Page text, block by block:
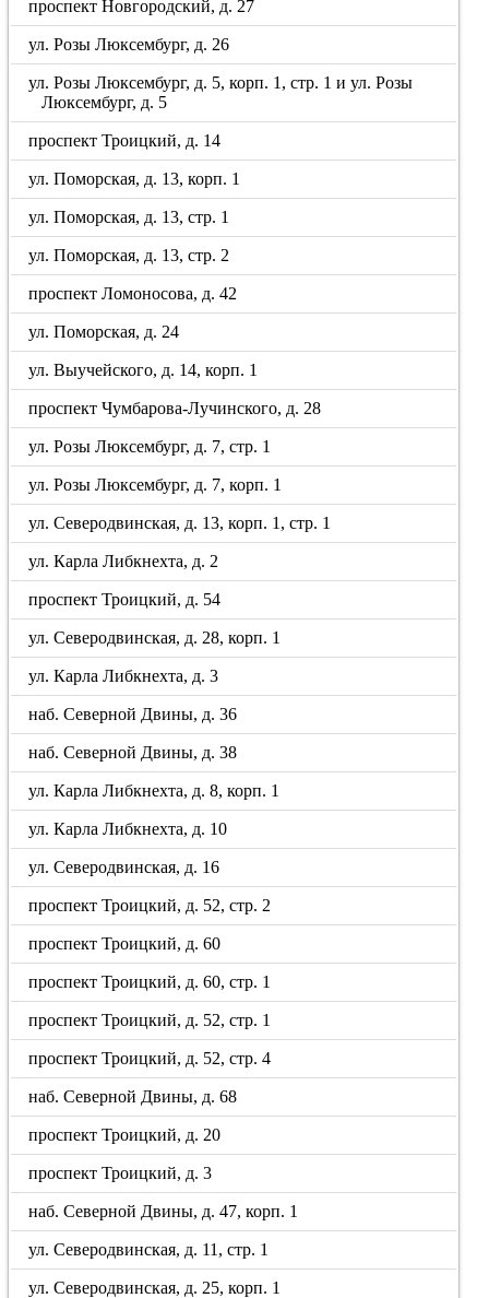
проспект Новгородский, д. 27
ул. Розы Люксембург, д. 26
ул. Розы Люксембург, д. 5, корп. 1, стр. 1 и ул. Розы
Люксембург, д. 5
проспект Троицкий, д. 14
ул. Поморская, д. 13, корп. 1
ул. Поморская, д. 13, стр. 1
ул. Поморская, д. 13, стр. 2
проспект Ломоносова, д. 42
ул. Поморская, д. 24
ул. Выучейского, д. 14, корп. 1
проспект Чумбарова-Лучинского, д. 28
ул. Розы Люксембург, д. 7, стр. 1
ул. Розы Люксембург, д. 7, корп. 1
ул. Северодвинская, д. 13, корп. 1, стр. 1
ул. Карла Либкнехта, д. 2
проспект Троицкий, д. 54
ул. Северодвинская, д. 28, корп. 1
ул. Карла Либкнехта, д. 3
наб. Северной Двины, д. 36
наб. Северной Двины, д. 38
ул. Карла Либкнехта, д. 8, корп. 1
ул. Карла Либкнехта, д. 10
ул. Северодвинская, д. 16
проспект Троицкий, д. 52, стр. 2
проспект Троицкий, д. 60
проспект Троицкий, д. 60, стр. 1
проспект Троицкий, д. 52, стр. 1
проспект Троицкий, д. 52, стр. 4
наб. Северной Двины, д. 68
проспект Троицкий, д. 20
проспект Троицкий, д. 3
наб. Северной Двины, д. 47, корп. 1
ул. Северодвинская, д. 11, стр. 1
ул. Северодвинская, д. 25, корп. 1